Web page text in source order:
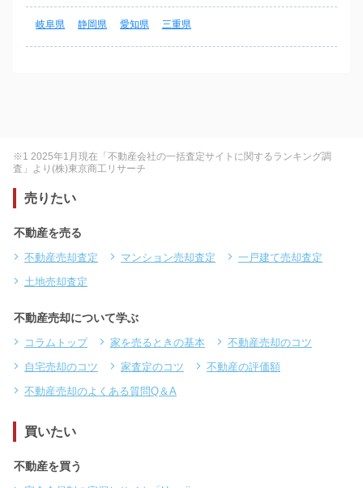
岐阜県 静岡県 愛知県 三重県
※1 2025年1月現在「不動産会社の一括査定サイトに関するランキング調
査」より(株)東京商工リサーチ
売りたい
不動産を売る
不動産売却査定 マンション売却査定
一戸建て売却査定
土地売却査定
不動産売却について学ぶ
コラムトップ 家を売るときの基本
不動産売却のコツ
自宅売却のコツ
家査定のコツ
不動産の評価額
不動産売却のよくある質問Q＆A
買いたい
不動産を買う